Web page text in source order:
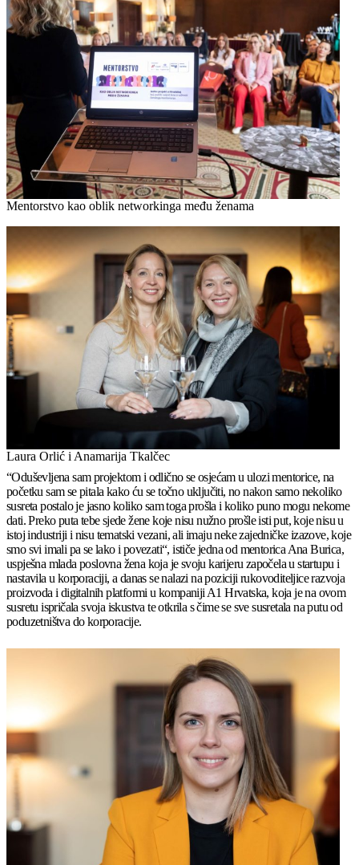
Mentorstvo kao oblik networkinga među ženama
Laura Orlić i Anamarija Tkalčec
“Oduševljena sam projektom i odlično se osjećam u ulozi mentorice, na
početku sam se pitala kako ću se točno uključiti, no nakon samo nekoliko
susreta postalo je jasno koliko sam toga prošla i koliko puno mogu nekome
dati. Preko puta tebe sjede žene koje nisu nužno prošle isti put, koje nisu u
istoj industriji i nisu tematski vezani, ali imaju neke zajedničke izazove, koje
smo svi imali pa se lako i povezati“, ističe jedna od mentorica Ana Burica,
uspješna mlada poslovna žena koja je svoju karijeru započela u startupu i
nastavila u korporaciji, a danas se nalazi na poziciji rukovoditeljice razvoja
proizvoda i digitalnih platformi u kompaniji A1 Hrvatska, koja je na ovom
susretu ispričala svoja iskustva te otkrila s čime se sve susretala na putu od
poduzetništva do korporacije.